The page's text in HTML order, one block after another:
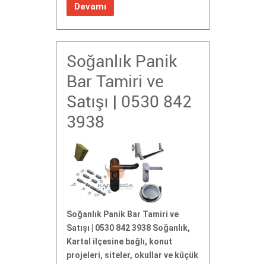
Devamı
Soğanlık Panik
Bar Tamiri ve
Satışı | 0530 842
3938
Soğanlık Panik Bar Tamiri ve
Satışı | 0530 842 3938 Soğanlık,
Kartal ilçesine bağlı, konut
projeleri, siteler, okullar ve küçük